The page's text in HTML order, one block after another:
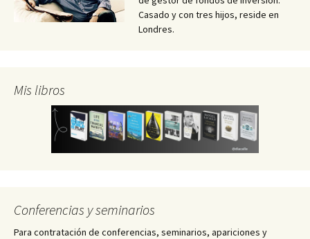
Casado y con tres hijos, reside en
Londres.
Mis libros
Conferencias y seminarios
Para contratación de conferencias, seminarios, apariciones y